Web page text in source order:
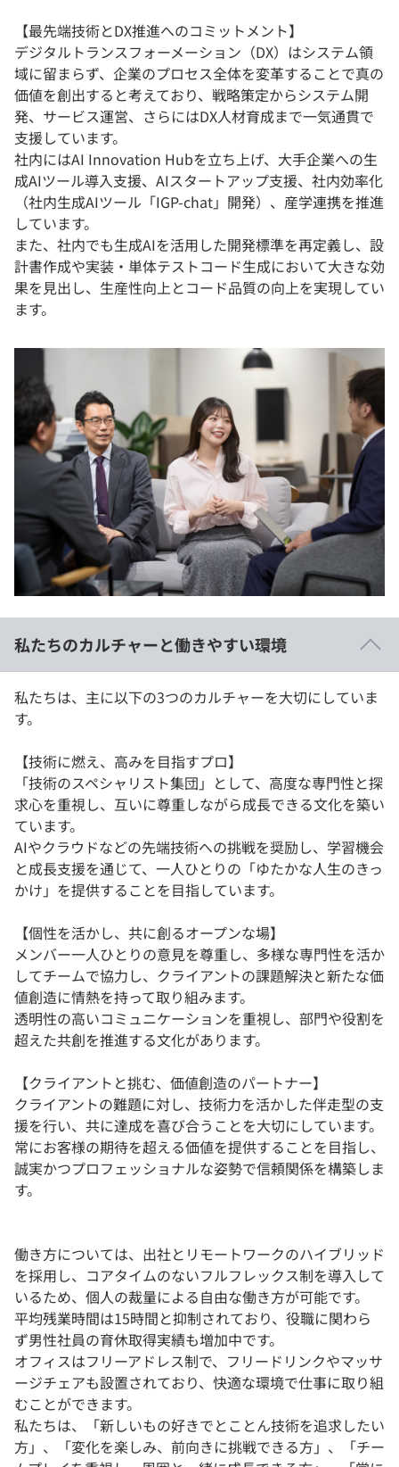
【最先端技術とDX推進へのコミットメント】
デジタルトランスフォーメーション（DX）はシステム領
域に留まらず、企業のプロセス全体を変革することで真の
価値を創出すると考えており、戦略策定からシステム開
発、サービス運営、さらにはDX人材育成まで一気通貫で
支援しています。
社内にはAI Innovation Hubを立ち上げ、大手企業への生
成AIツール導入支援、AIスタートアップ支援、社内効率化
（社内生成AIツール「IGP-chat」開発）、産学連携を推進
しています。
また、社内でも生成AIを活用した開発標準を再定義し、設
計書作成や実装・単体テストコード生成において大きな効
果を見出し、生産性向上とコード品質の向上を実現してい
ます。
私たちのカルチャーと働きやすい環境
私たちは、主に以下の3つのカルチャーを大切にしていま
す。
【技術に燃え、高みを目指すプロ】
「技術のスペシャリスト集団」として、高度な専門性と探
求心を重視し、互いに尊重しながら成長できる文化を築い
ています。
AIやクラウドなどの先端技術への挑戦を奨励し、学習機会
と成長支援を通じて、一人ひとりの「ゆたかな人生のきっ
かけ」を提供することを目指しています。
【個性を活かし、共に創るオープンな場】
メンバー一人ひとりの意見を尊重し、多様な専門性を活か
してチームで協力し、クライアントの課題解決と新たな価
値創造に情熱を持って取り組みます。
透明性の高いコミュニケーションを重視し、部門や役割を
超えた共創を推進する文化があります。
【クライアントと挑む、価値創造のパートナー】
クライアントの難題に対し、技術力を活かした伴走型の支
援を行い、共に達成を喜び合うことを大切にしています。
常にお客様の期待を超える価値を提供することを目指し、
誠実かつプロフェッショナルな姿勢で信頼関係を構築しま
す。
働き方については、出社とリモートワークのハイブリッド
を採用し、コアタイムのないフルフレックス制を導入して
いるため、個人の裁量による自由な働き方が可能です。
平均残業時間は15時間と抑制されており、役職に関わら
ず男性社員の育休取得実績も増加中です。
オフィスはフリーアドレス制で、フリードリンクやマッサ
ージチェアも設置されており、快適な環境で仕事に取り組
むことができます。
私たちは、「新しいもの好きでとことん技術を追求したい
方」、「変化を楽しみ、前向きに挑戦できる方」、「チー